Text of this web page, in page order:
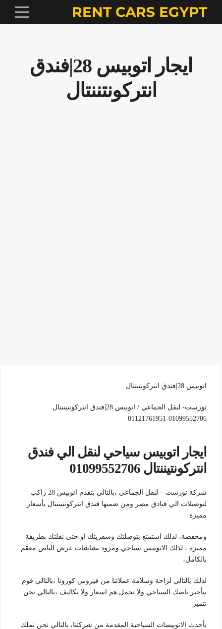
RENT CARS EGYPT
ايجار اتوبيس 28|فندق
انتركونتننتال
اتوبيس 28|فندق انتركونتننتال
تورست- لنقل الجماعي / اتوبيس 28|فندق انتركونتيننتال
01099552706-01121761951
ايجار اتوبيس سياحي لنقل الي فندق
انتركونتيننتال 01099552706
شركة تورست – لنقل الجماعي ،بالتالي بتقدم اتوبيس 28 راكب
لتوصيلات الي فنادق مصر ومن ضمنها فندق انتركونتيننتال بأسعار
مميزة
ومخفضة، لذلك استمتع بتوصلتك وسفريتك او حتي نقلتك بطريقة
مميزة ، لذلك الاتوبيس سياحي ومزود بشاشات عرض الباص معقم
بالكامل،
لذلك بالتالي لراحة وسلامة عملائنا من فيروس كورونا ،بالتالي قوم
بتأجير باصك السياحي ولا تحمل هم اسعار ولا تكاليف ،بالتالي نحن
نتميز
بأحدث الاتوبيسات السياحية المقدمة من شركتنا، بالتالي نحن نملك